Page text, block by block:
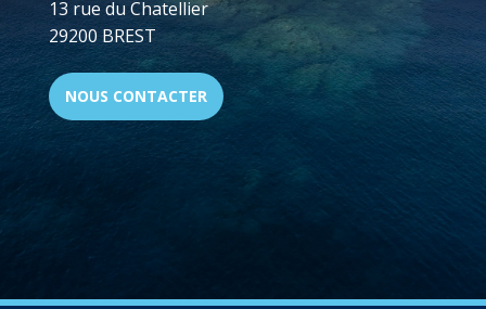
13 rue du Chatellier
29200 BREST
NOUS CONTACTER